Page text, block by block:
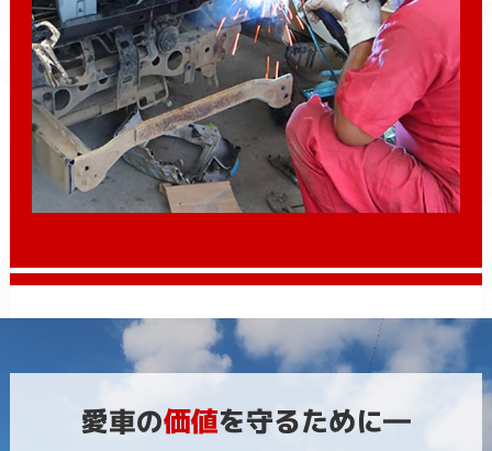
愛車の価値を守るために―